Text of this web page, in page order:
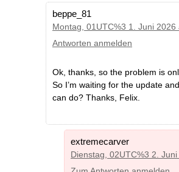
beppe_81
Montag, 01UTC%3 1. Juni 2026
Antworten anmelden
Ok, thanks, so the problem is
So I’m waiting for the update
can do? Thanks, Felix.
extremecarver
Dienstag, 02UTC%3 2.